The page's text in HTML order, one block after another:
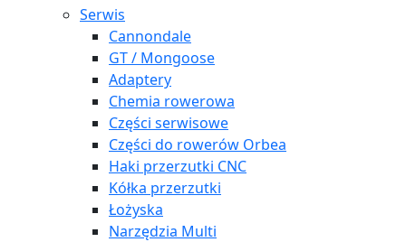
Serwis
Cannondale
GT / Mongoose
Adaptery
Chemia rowerowa
Części serwisowe
Części do rowerów Orbea
Haki przerzutki CNC
Kółka przerzutki
Łożyska
Narzędzia Multi